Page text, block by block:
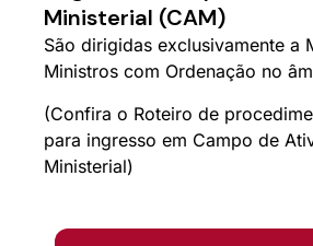
Ministerial (CAM)
São dirigidas exclusivamente a
Ministros com Ordenação no
(Confira o Roteiro de
para ingresso em Campo de
Ministerial)